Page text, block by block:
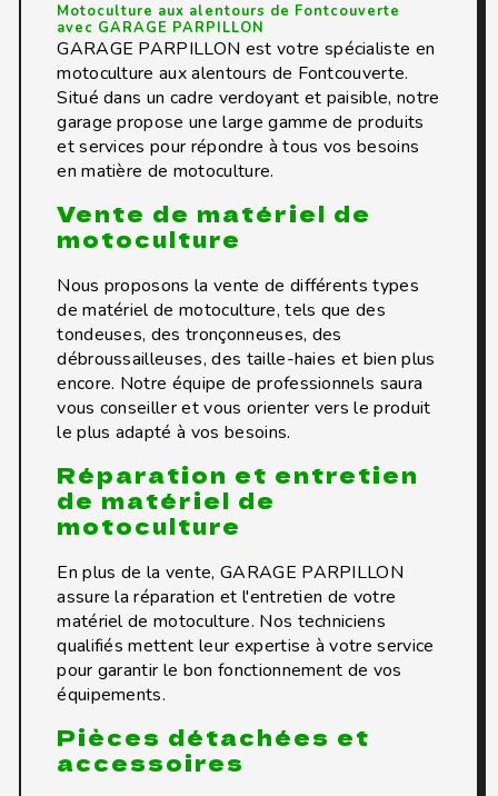
Motoculture aux alentours de Fontcouverte
avec GARAGE PARPILLON
GARAGE PARPILLON est votre spécialiste en
motoculture aux alentours de Fontcouverte.
Situé dans un cadre verdoyant et paisible, notre
garage propose une large gamme de produits
et services pour répondre à tous vos besoins
en matière de motoculture.
Vente de matériel de
motoculture
Nous proposons la vente de différents types
de matériel de motoculture, tels que des
tondeuses, des tronçonneuses, des
débroussailleuses, des taille-haies et bien plus
encore. Notre équipe de professionnels saura
vous conseiller et vous orienter vers le produit
le plus adapté à vos besoins.
Réparation et entretien
de matériel de
motoculture
En plus de la vente, GARAGE PARPILLON
assure la réparation et l'entretien de votre
matériel de motoculture. Nos techniciens
qualifiés mettent leur expertise à votre service
pour garantir le bon fonctionnement de vos
équipements.
Pièces détachées et
accessoires